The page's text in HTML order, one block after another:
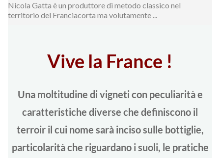
Nicola Gatta è un produttore di metodo classico nel
territorio del Franciacorta ma volutamente ...
Vive la France !
Una moltitudine di vigneti con peculiarità e
caratteristiche diverse che definiscono il
terroir il cui nome sarà inciso sulle bottiglie,
particolarità che riguardano i suoli, le pratiche